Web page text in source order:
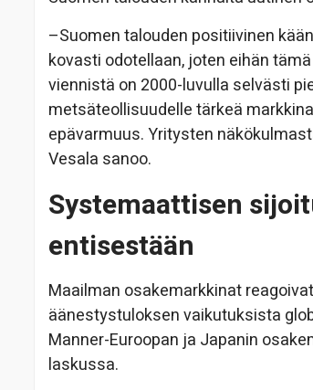
–Suomen talouden positiivinen
kovasti odotellaan, joten eihän
viennistä on 2000-luvulla selvästi
metsäteollisuudelle tärkeä
epävarmuus. Yritysten
Vesala sanoo.
Systemaattisen
entisestään
Maailman osakemarkkinat
äänestystuloksen vaikutuksista
Manner-Euroopan ja Japanin
laskussa.